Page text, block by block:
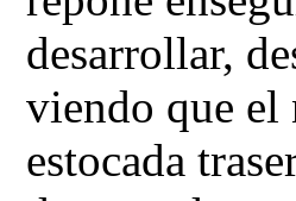
desarrollar,
viendo que el
estocada